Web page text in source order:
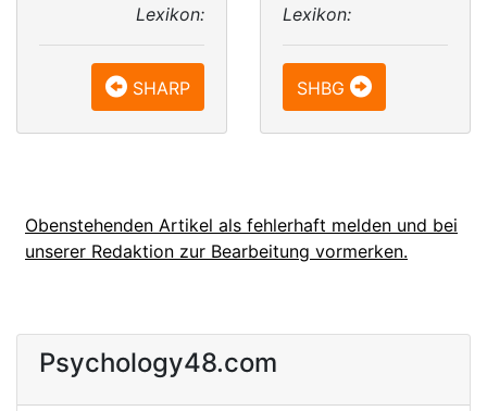
Lexikon:
SHARP
Lexikon:
SHBG
Obenstehenden Artikel als fehlerhaft melden und bei
unserer Redaktion zur Bearbeitung vormerken.
Psychology48.com